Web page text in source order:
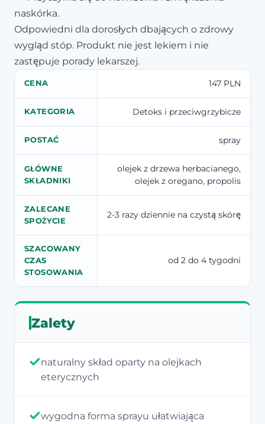
naskórka.
Odpowiedni dla dorosłych dbających o zdrowy
wygląd stóp. Produkt nie jest lekiem i nie
zastępuje porady lekarszej.
CENA 147 PLN
KATEGORIA Detoks i przeciwgrzybicze
POSTAĆ spray
GŁÓWNE
SKŁADNIKI
olejek z drzewa herbacianego,
olejek z oregano, propolis
ZALECANE
SPOŻYCIE
2-3 razy dziennie na czystą skórę
SZACOWANY
CZAS
STOSOWANIA
od 2 do 4 tygodni
Zalety
naturalny skład oparty na olejkach
eterycznych
wygodna forma sprayu ułatwiająca